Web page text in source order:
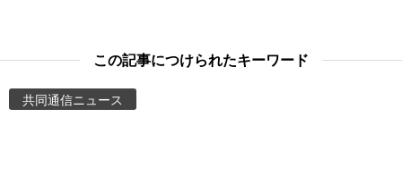
Images
この記事につけられたキーワード
共同通信ニュース